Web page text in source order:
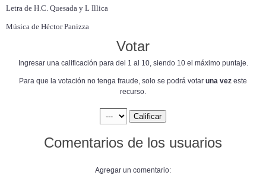
Letra de H.C. Quesada y L Illica
Música de Héctor Panizza
Votar
Ingresar una calificación para del 1 al 10, siendo 10 el máximo puntaje.
Para que la votación no tenga fraude, solo se podrá votar una vez este
recurso.
Comentarios de los usuarios
Agregar un comentario: